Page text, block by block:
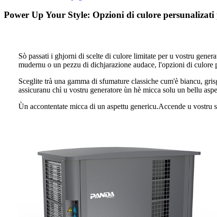
Power Up Your Style: Opzioni di culore
Sò passati i ghjorni di scelte di culore limitate per u vostru
mudernu o un pezzu di dichjarazione audace, l'opzioni di culore
Sceglite trà una gamma di sfumature classiche cum'è biancu,
assicuranu chì u vostru generatore ùn hè micca solu un bellu
Ùn accontentate micca di un aspettu genericu.Accende u